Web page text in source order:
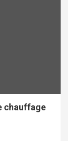
chauffage